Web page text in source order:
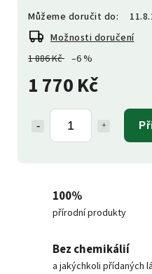
1 886 Kč –6 %
1 770 Kč
Můžeme doručit do:
Možnosti doručení
100%
přírodní produkty
Bez chemikálií
a jakýchkoli přídaných